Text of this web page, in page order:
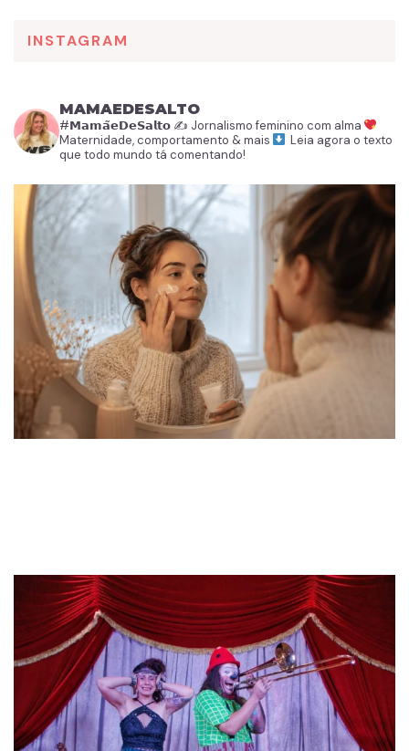
INSTAGRAM
MAMAEDESALTO
#𝗠𝗮𝗺𝗮̃𝗲𝗗𝗲𝗦𝗮𝗹𝘁𝗼 ✍️ Jornalismo feminino com alma
Maternidade, comportamento & mais
Leia agora o texto
que todo mundo tá comentando!